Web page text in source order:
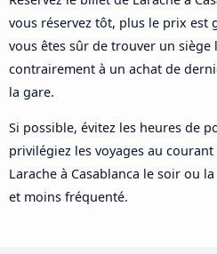
vous réservez tôt, plus le prix est
vous êtes sûr de trouver un siège
contrairement à un achat de
la gare.
Si possible, évitez les heures de
privilégiez les voyages au
Larache à Casablanca le soir ou
et moins fréquenté.